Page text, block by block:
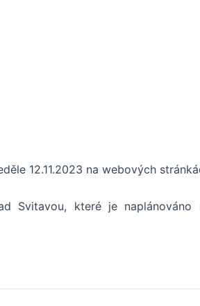
12.11.2023 na webových
Svitavou, které je naplánováno